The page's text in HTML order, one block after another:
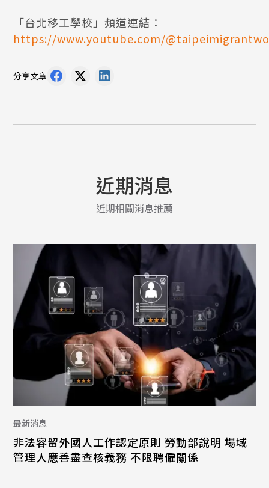
「台北移工學校」頻道連結：
https://www.youtube.com/
分享文章
近期消息
近期相關消息推薦
最新消息
非法容留外國人工作認定原則 勞動部說明 場域
管理人應善盡查核義務 不限聘僱關係